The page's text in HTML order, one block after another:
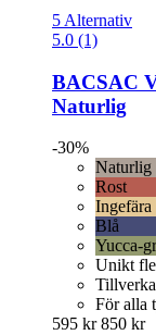
5 Alternativ
5.0 (1)
BACSAC
Naturlig
-30%
Naturlig
Rost
Ingefära
Blå
Yucca-
Unikt
För alla
595 kr 850 kr